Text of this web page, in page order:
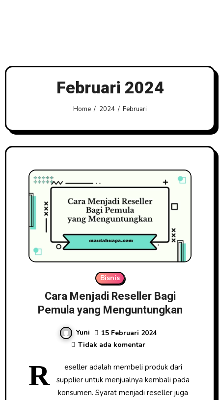
Februari 2024
Home 2024 Februari
Bisnis
Cara Menjadi Reseller Bagi
Pemula yang Menguntungkan
Yuni
15 Februari 2024
Tidak ada komentar
R
eseller adalah membeli produk dari
supplier untuk menjualnya kembali pada
konsumen. Syarat menjadi reseller juga